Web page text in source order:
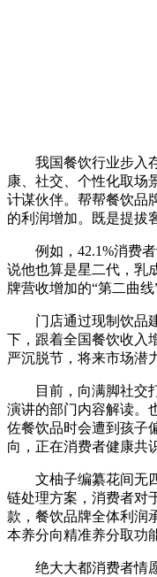
我国餐饮行业步入存
康、社交、个性化取场
计谋伙伴。帮帮餐饮品
的利润增加。既是提拔
例如，42.1%消费者
说他也算是星二代，乳
牌营收增加的“第二曲
门店通过现制饮品建
下，跟着全国餐饮收入
严沉脱节，将来市场潜
目前，向满脚社交打
演讲的部门内容解读。
佐餐饮品时会遭到孩子
向，正在消费者健康共
文柚子编纂花间无四
链处理方案，消费者对
款，餐饮品牌全体利润
本养分向精准养分取功
绝大大都消费者情愿